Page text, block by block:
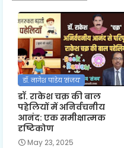
डॉ. नागेश पांडेय 'संजय'
डॉ. राकेश चक्र की बाल
पहेलियों में अनिर्वचनीय
आनंद: एक समीक्षात्मक
दृष्टिकोण
May 23, 2025